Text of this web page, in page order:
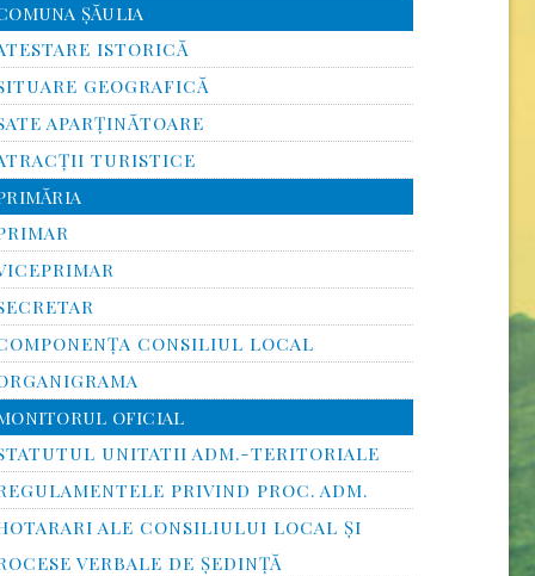
ŞĂULIA
ISTORICĂ
GEOGRAFICĂ
APARȚINĂTOARE
TURISTICE
CONSILIUL LOCAL
OFICIAL
UNITATII ADM.-TERITORIALE
PRIVIND PROC. ADM.
ALE CONSILIULUI LOCAL ȘI
VERBALE DE ȘEDINȚĂ